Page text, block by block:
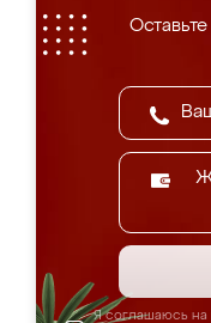
Я соглашаюсь на